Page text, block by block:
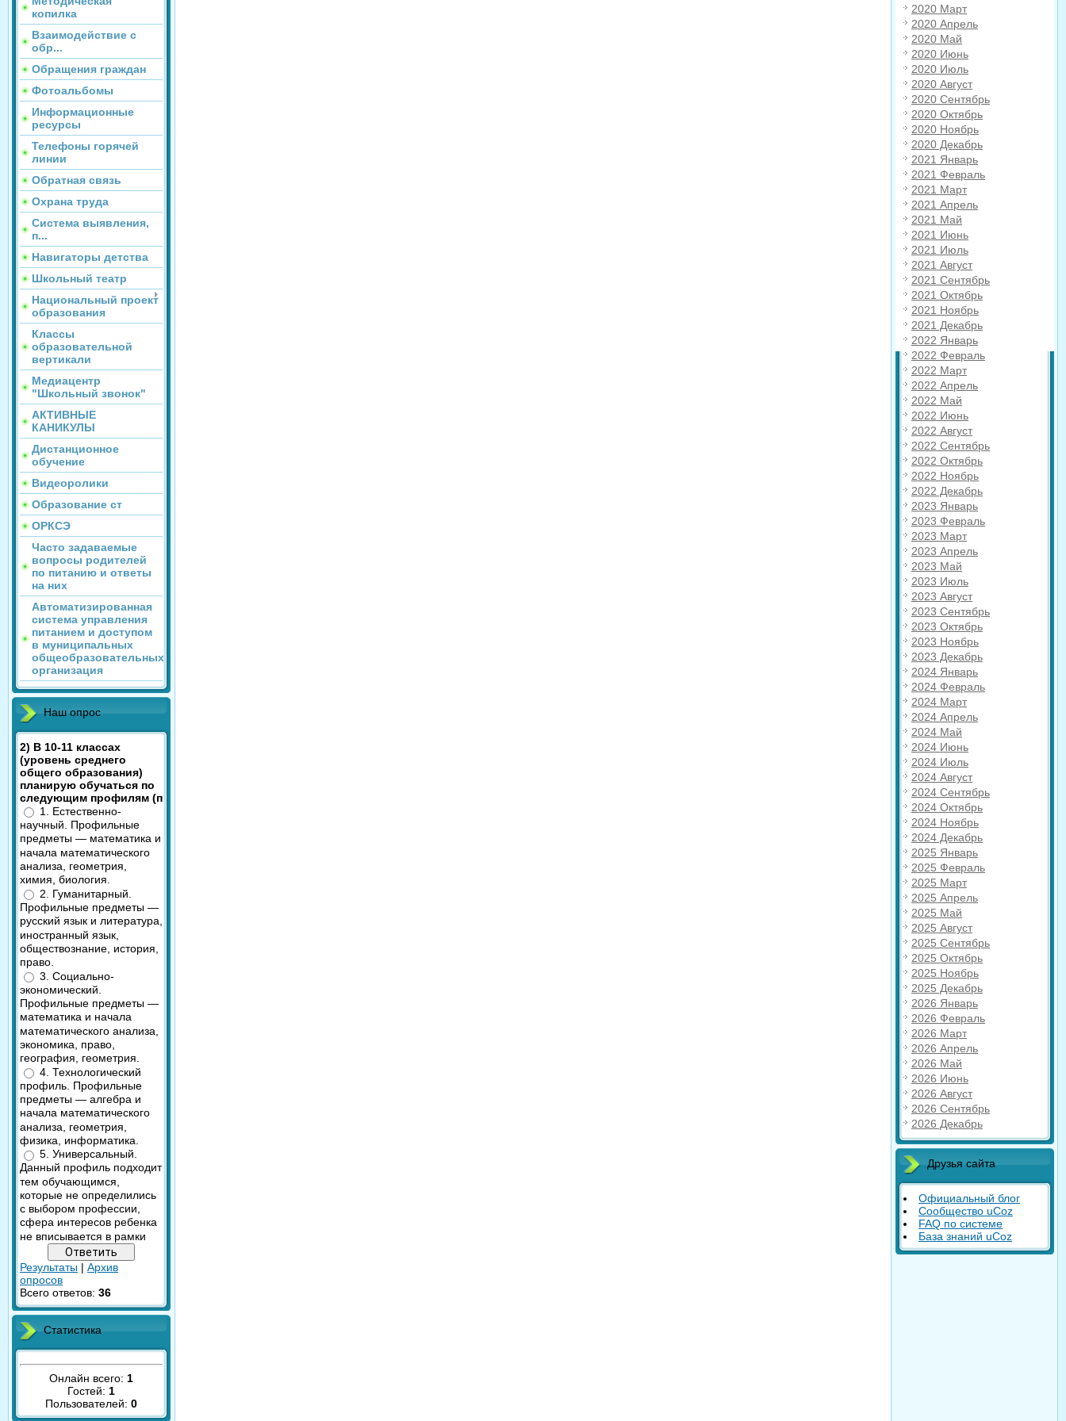
копилка
Взаимодействие с
обр...
Обращения граждан
Фотоальбомы
Информационные
ресурсы
Телефоны горячей
линии
Обратная связь
Охрана труда
Система выявления,
п...
Навигаторы детства
Школьный театр
Национальный проект
образования
Классы
образовательной
вертикали
Медиацентр
"Школьный звонок"
АКТИВНЫЕ
КАНИКУЛЫ
Дистанционное
обучение
Видеоролики
Образование ст
ОРКСЭ
Часто задаваемые
вопросы родителей
по питанию и ответы
на них
Автоматизированная
система управления
питанием и доступом
в муниципальных
общеобразовательных
организация
Наш опрос
2) В 10-11 классах
(уровень среднего
общего образования)
планирую обучаться по
следующим профилям (п
1. Естественно-
научный. Профильные
предметы — математика и
начала математического
анализа, геометрия,
химия, биология.
2. Гуманитарный.
Профильные предметы —
русский язык и литература,
иностранный язык,
обществознание, история,
право.
3. Социально-
экономический.
Профильные предметы —
математика и начала
математического анализа,
экономика, право,
география, геометрия.
4. Технологический
профиль. Профильные
предметы — алгебра и
начала математического
анализа, геометрия,
физика, информатика.
5. Универсальный.
Данный профиль подходит
тем обучающимся,
которые не определились
с выбором профессии,
сфера интересов ребенка
не вписывается в рамки
Результаты | Архив
опросов
Всего ответов: 36
Статистика
Онлайн всего: 1
Гостей: 1
Пользователей: 0
2020 Март
2020 Апрель
2020 Май
2020 Июнь
2020 Июль
2020 Август
2020 Сентябрь
2020 Октябрь
2020 Ноябрь
2020 Декабрь
2021 Январь
2021 Февраль
2021 Март
2021 Апрель
2021 Май
2021 Июнь
2021 Июль
2021 Август
2021 Сентябрь
2021 Октябрь
2021 Ноябрь
2021 Декабрь
2022 Январь
2022 Февраль
2022 Март
2022 Апрель
2022 Май
2022 Июнь
2022 Август
2022 Сентябрь
2022 Октябрь
2022 Ноябрь
2022 Декабрь
2023 Январь
2023 Февраль
2023 Март
2023 Апрель
2023 Май
2023 Июль
2023 Август
2023 Сентябрь
2023 Октябрь
2023 Ноябрь
2023 Декабрь
2024 Январь
2024 Февраль
2024 Март
2024 Апрель
2024 Май
2024 Июнь
2024 Июль
2024 Август
2024 Сентябрь
2024 Октябрь
2024 Ноябрь
2024 Декабрь
2025 Январь
2025 Февраль
2025 Март
2025 Апрель
2025 Май
2025 Август
2025 Сентябрь
2025 Октябрь
2025 Ноябрь
2025 Декабрь
2026 Январь
2026 Февраль
2026 Март
2026 Апрель
2026 Май
2026 Июнь
2026 Август
2026 Сентябрь
2026 Декабрь
Друзья сайта
Официальный блог
Сообщество uCoz
FAQ по системе
База знаний uCoz